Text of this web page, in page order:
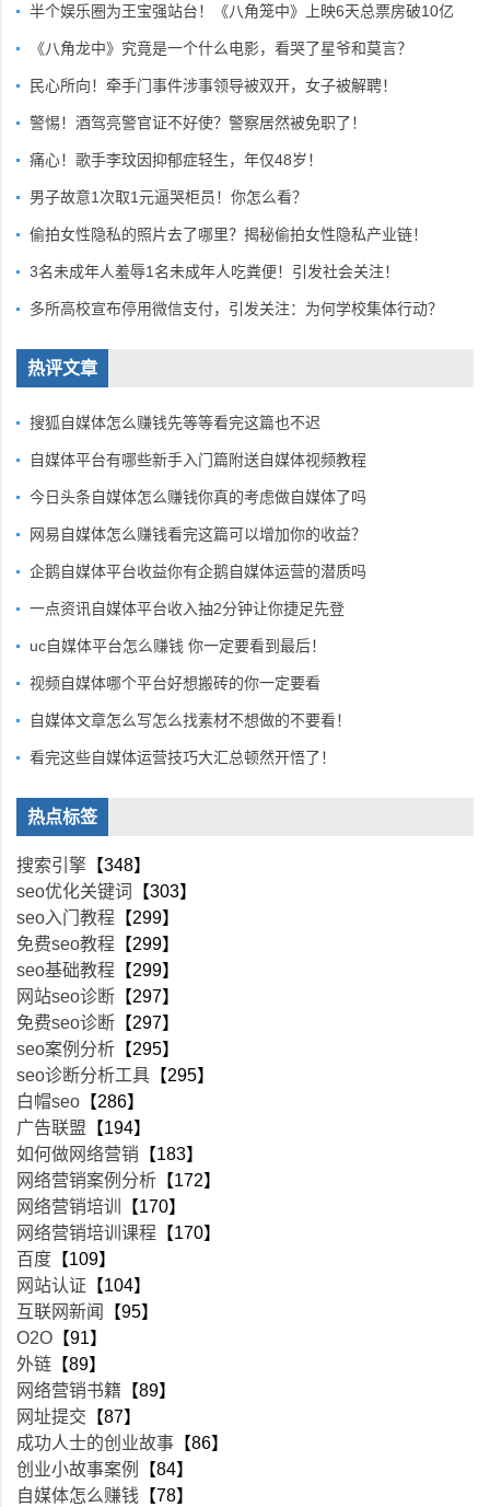
半个娱乐圈为王宝强站台！《八角笼中》上映6天总票房破10亿
《八角龙中》究竟是一个什么电影，看哭了星爷和莫言？
民心所向！牵手门事件涉事领导被双开，女子被解聘！
警惕！酒驾亮警官证不好使？警察居然被免职了！
痛心！歌手李玟因抑郁症轻生，年仅48岁！
男子故意1次取1元逼哭柜员！你怎么看？
偷拍女性隐私的照片去了哪里？揭秘偷拍女性隐私产业链！
3名未成年人羞辱1名未成年人吃粪便！引发社会关注！
多所高校宣布停用微信支付，引发关注：为何学校集体行动？
热评文章
搜狐自媒体怎么赚钱先等等看完这篇也不迟
自媒体平台有哪些新手入门篇附送自媒体视频教程
今日头条自媒体怎么赚钱你真的考虑做自媒体了吗
网易自媒体怎么赚钱看完这篇可以增加你的收益？
企鹅自媒体平台收益你有企鹅自媒体运营的潜质吗
一点资讯自媒体平台收入抽2分钟让你捷足先登
uc自媒体平台怎么赚钱 你一定要看到最后！
视频自媒体哪个平台好想搬砖的你一定要看
自媒体文章怎么写怎么找素材不想做的不要看！
看完这些自媒体运营技巧大汇总顿然开悟了！
热点标签
搜索引擎 【348】
seo优化关键词
【303】
seo入门教程 【299】
免费seo教程 【299】
seo基础教程 【299】
网站seo诊断 【297】
免费seo诊断 【297】
seo案例分析 【295】
seo诊断分析工具 【295】
白帽seo 【286】
广告联盟 【194】
如何做网络营销 【183】
网络营销案例分析 【172】
网络营销培训
【170】
网络营销培训课程 【170】
百度 【109】
网站认证 【104】
互联网新闻
【95】
O2O 【91】
外链 【89】
网络营销书籍 【89】
网址提交 【87】
成功人士的创业故事 【86】
创业小故事案例
【84】
自媒体怎么赚钱 【78】